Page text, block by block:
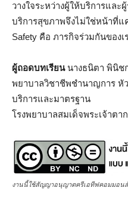
วางใจระหว่างผู้ให้บริการแล
บริการสุขภาพจึงไม่ใช่หน้าที่
Safety คือ ภารกิจร่วมกันของ
ผู้ถอดบทเรียนนางธนิตา พินิช
พยาบาลวิชาชีพชำนาญการ
บริการและมาตรฐาน
โรงพยาบาลสมเด็จพระเจ้าตา
งานนี้ใช้สัญญาอนุญาตครีเอทีฟคอมมอน